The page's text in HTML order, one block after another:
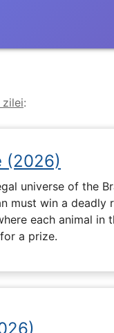
:
(2026)
universe of the
must win a deadly
each animal in
a prize.